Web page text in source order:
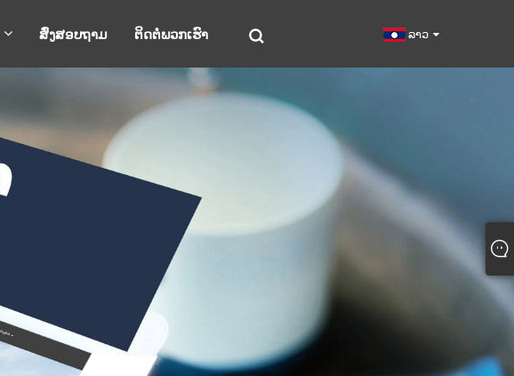
ສົ່ງສອບຖາມ ຕິດຕໍ່ພວກເຮົາ ລາວ